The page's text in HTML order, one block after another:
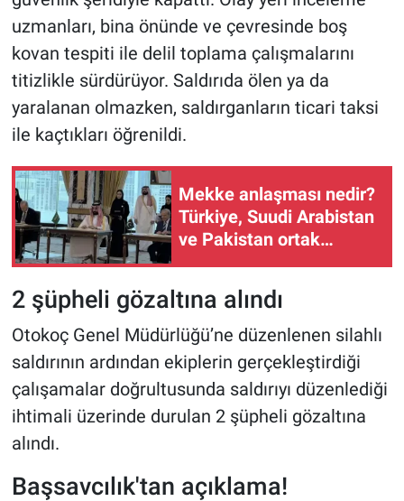
uzmanları, bina önünde ve çevresinde boş
kovan tespiti ile delil toplama çalışmalarını
titizlikle sürdürüyor. Saldırıda ölen ya da
yaralanan olmazken, saldırganların ticari taksi
ile kaçtıkları öğrenildi.
Mekke anlaşması nedir?
Türkiye, Suudi Arabistan
ve Pakistan ortak
savunma anlaşması
maddeleri
2 şüpheli gözaltına alındı
Otokoç Genel Müdürlüğü’ne düzenlenen silahlı
saldırının ardından ekiplerin gerçekleştirdiği
çalışamalar doğrultusunda saldırıyı düzenlediği
ihtimali üzerinde durulan 2 şüpheli gözaltına
alındı.
Başsavcılık'tan açıklama!